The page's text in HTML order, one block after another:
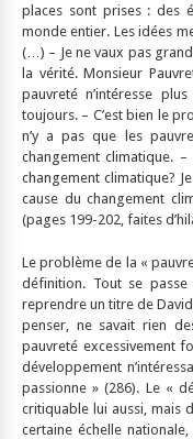
places sont prises : des
monde entier. Les idées
(…) – Je ne vaux pas
la vérité. Monsieur
pauvreté n’intéresse
toujours. – C’est bien le
n’y a pas que les
changement climatique.
changement climatique?
cause du changement
(pages 199-202, faites
Le problème de la «
définition. Tout se
reprendre un titre de
penser, ne savait rien
pauvreté excessivement
développement
passionne » (286). Le «
critiquable lui aussi, mais
certaine échelle